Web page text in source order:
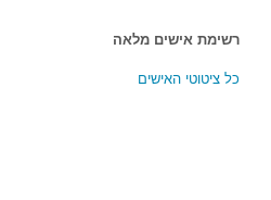
רשימת אישים מלאה
כל ציטוטי האישים